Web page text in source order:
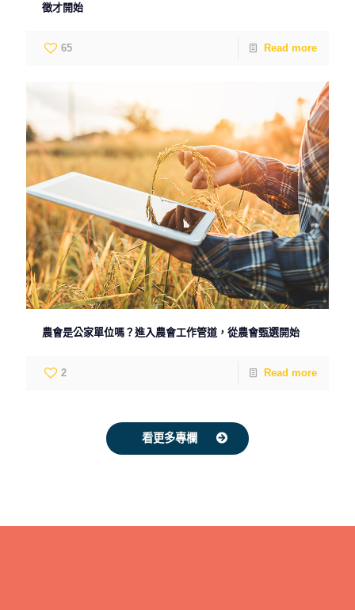
徵才開始
65 Read more
農會是公家單位嗎？進入農會工作管道，從農會甄選開始
2 Read more
看更多專欄